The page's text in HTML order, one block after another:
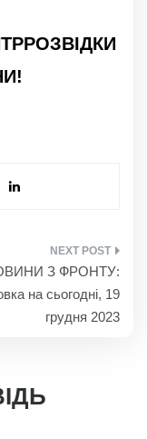
З ФРОНТУ:
на сьогодні, 19
грудня 2023